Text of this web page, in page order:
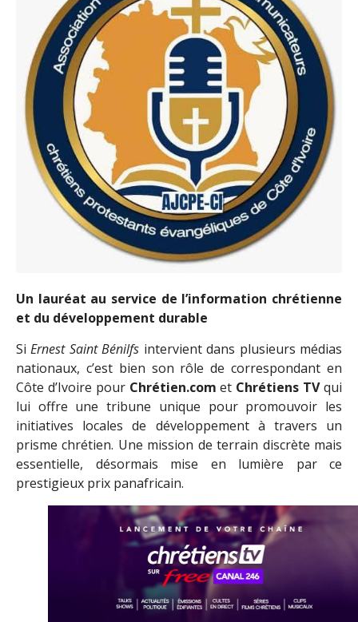
Un lauréat au service de l’information chrétienne
et du développement durable
SiErnest Saint Bénilfs intervient dans plusieurs médias
nationaux, c’est bien son rôle de correspondant en
Côte d’Ivoire pour Chrétien.com et Chrétiens TVqui
lui offre une tribune unique pour promouvoir les
initiatives locales de développement à travers un
prisme chrétien. Une mission de terrain discrète mais
essentielle, désormais mise en lumière par ce
prestigieux prix panafricain.